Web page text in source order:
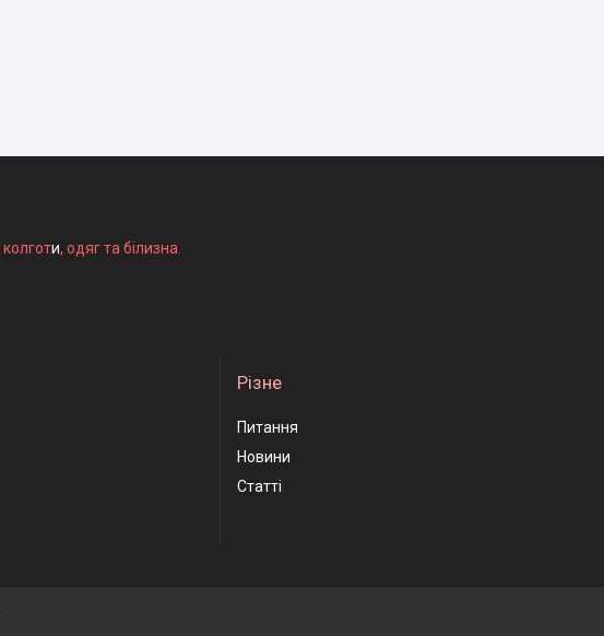
колготи, одяг та білизна.
Різне
Питання
Новини
Статті